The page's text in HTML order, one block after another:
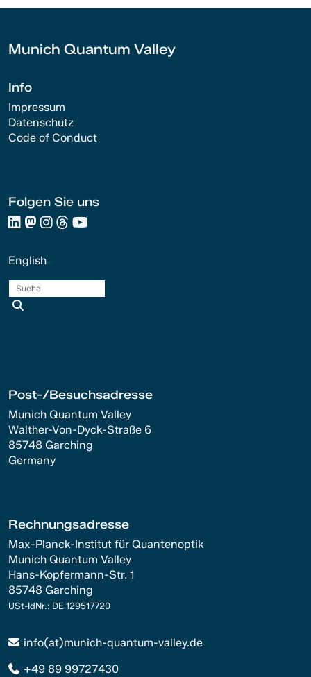
Munich Quantum Valley
Info
Impressum
Datenschutz
Code of Conduct
Folgen Sie uns
English
Post-/Besuchsadresse
Munich Quantum Valley
Walther-Von-Dyck-Straße 6
85748 Garching
Germany
Rechnungsadresse
Max-Planck-Institut für Quantenoptik
Munich Quantum Valley
Hans-Kopfermann-Str. 1
85748 Garching
USt-IdNr.: DE 129517720
info(at)munich-quantum-valley.de
+49 89 99727430